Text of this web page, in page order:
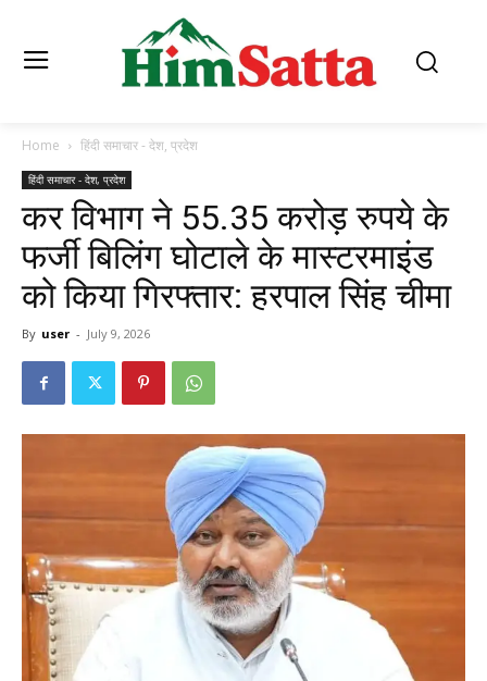
Home हिंदी समाचार - देश, प्रदेश
हिंदी समाचार - देश, प्रदेश
कर विभाग ने 55.35 करोड़ रुपये के
फर्जी बिलिंग घोटाले के मास्टरमाइंड
को किया गिरफ्तार: हरपाल सिंह चीमा
By user - July 9, 2026